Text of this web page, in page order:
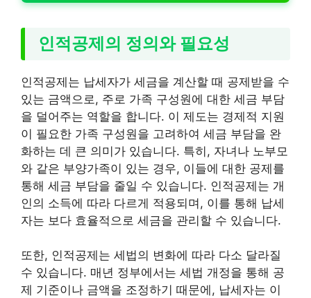
인적공제의 정의와 필요성
인적공제는 납세자가 세금을 계산할 때 공제받을 수
있는 금액으로, 주로 가족 구성원에 대한 세금 부담
을 덜어주는 역할을 합니다. 이 제도는 경제적 지원
이 필요한 가족 구성원을 고려하여 세금 부담을 완
화하는 데 큰 의미가 있습니다. 특히, 자녀나 노부모
와 같은 부양가족이 있는 경우, 이들에 대한 공제를
통해 세금 부담을 줄일 수 있습니다. 인적공제는 개
인의 소득에 따라 다르게 적용되며, 이를 통해 납세
자는 보다 효율적으로 세금을 관리할 수 있습니다.
또한, 인적공제는 세법의 변화에 따라 다소 달라질
수 있습니다. 매년 정부에서는 세법 개정을 통해 공
제 기준이나 금액을 조정하기 때문에, 납세자는 이